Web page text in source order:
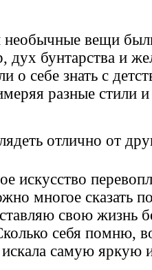
необычные вещи
дух бунтарства и
о себе знать с
разные стили и
отлично от
искусство
многое сказать
свою жизнь
себя помню,
искала самую